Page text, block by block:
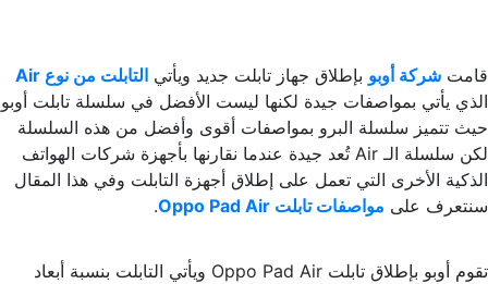
قامت شركة أوبو بإطلاق جهاز تابلت جديد ويأتي التابلت من نوع Air
الذي يأتي بمواصفات جيدة لكنها ليست الأفضل في سلسلة تابلت أوبو
حيث تتميز سلسلة البرو بمواصفات أقوى وأفضل من هذه السلسلة
لكن سلسلة الـ Air تُعد جيدة عندما نقارنها بأجهزة شركات الهواتف
الذكية الأخرى التي تعمل على إطلاق أجهزة التابلت وفي هذا المقال
سنتعرف على مواصفات تابلت Oppo Pad Air .
تقوم أوبو بإطلاق تابلت Oppo Pad Air ويأتي التابلت بنسبة أبعاد